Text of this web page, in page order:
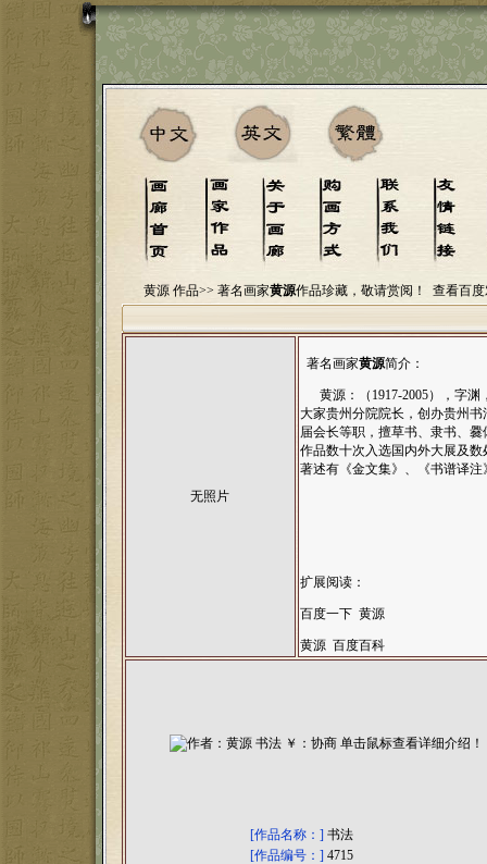
黄源 作品>> 著名画家黄源作品珍藏，敬请赏阅！ 查看百度
无照片
著名画家黄源简介：
黄源：（1917-2005），字渊
大家贵州分院院长，创办贵州
届会长等职，擅草书、隶书、
作品数十次入选国内外大展及
著述有《金文集》、《书谱译
扩展阅读：
百度一下 黄源
黄源 百度百科
[作品名称：] 书法
[作品编号：] 4715